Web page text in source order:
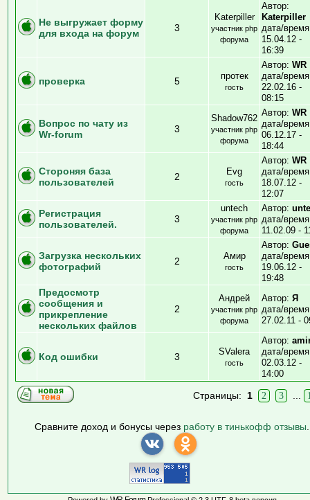
Не выгружает форму
для входа на форум
3
Katerpiller
участник php
форума
Автор:
Katerpiller
дата/
15.04.12 -
16:39
проверка 5 протек
гость
Автор: WR
дата/
22.02.16 -
08:15
Вопрос по чату из
Wr-forum
3
Shadow762
участник php
форума
Автор: WR
дата/
06.12.17 -
18:44
Стороняя база
пользователей
2 Evg
гость
Автор: WR
дата/
18.07.12 -
12:07
Регистрация
пользователей.
3
untech
участник php
форума
Автор:
дата/
11.02.09 -
Загрузка нескольких
фотографий
2 Амир
гость
Автор:
дата/
19.06.12 -
19:48
Предосмотр
сообщения и
прикрепление
нескольких файлов
2
Андрей
участник php
форума
Автор: Я
дата/
27.02.11 -
Код ошибки 3 SValera
гость
Автор:
дата/
02.03.12 -
14:00
Страницы: 1 2 3
Сравните доход и бонусы через работу в тинькофф отзывы